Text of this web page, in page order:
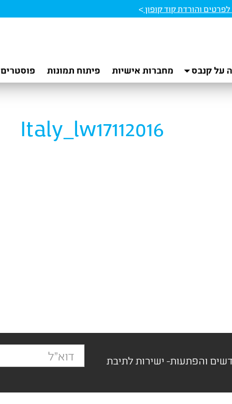
לפרטים והורדת קוד קופון>
על קנבס מחברות אישיות פיתוח תמונות פוסטרים
Italy_lw17112016
והפתעות- ישירות לתיבת